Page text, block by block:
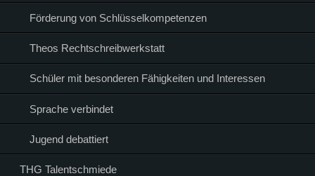
Förderung von Schlüsselkompetenzen
Theos Rechtschreibwerkstatt
Schüler mit besonderen Fähigkeiten und Interessen
Sprache verbindet
Jugend debattiert
THG Talentschmiede